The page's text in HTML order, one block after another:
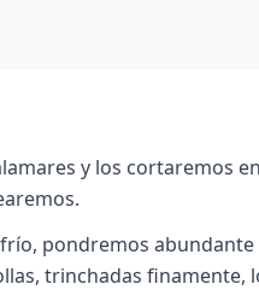
y los cortaremos
pondremos abundante
trinchadas finamente,